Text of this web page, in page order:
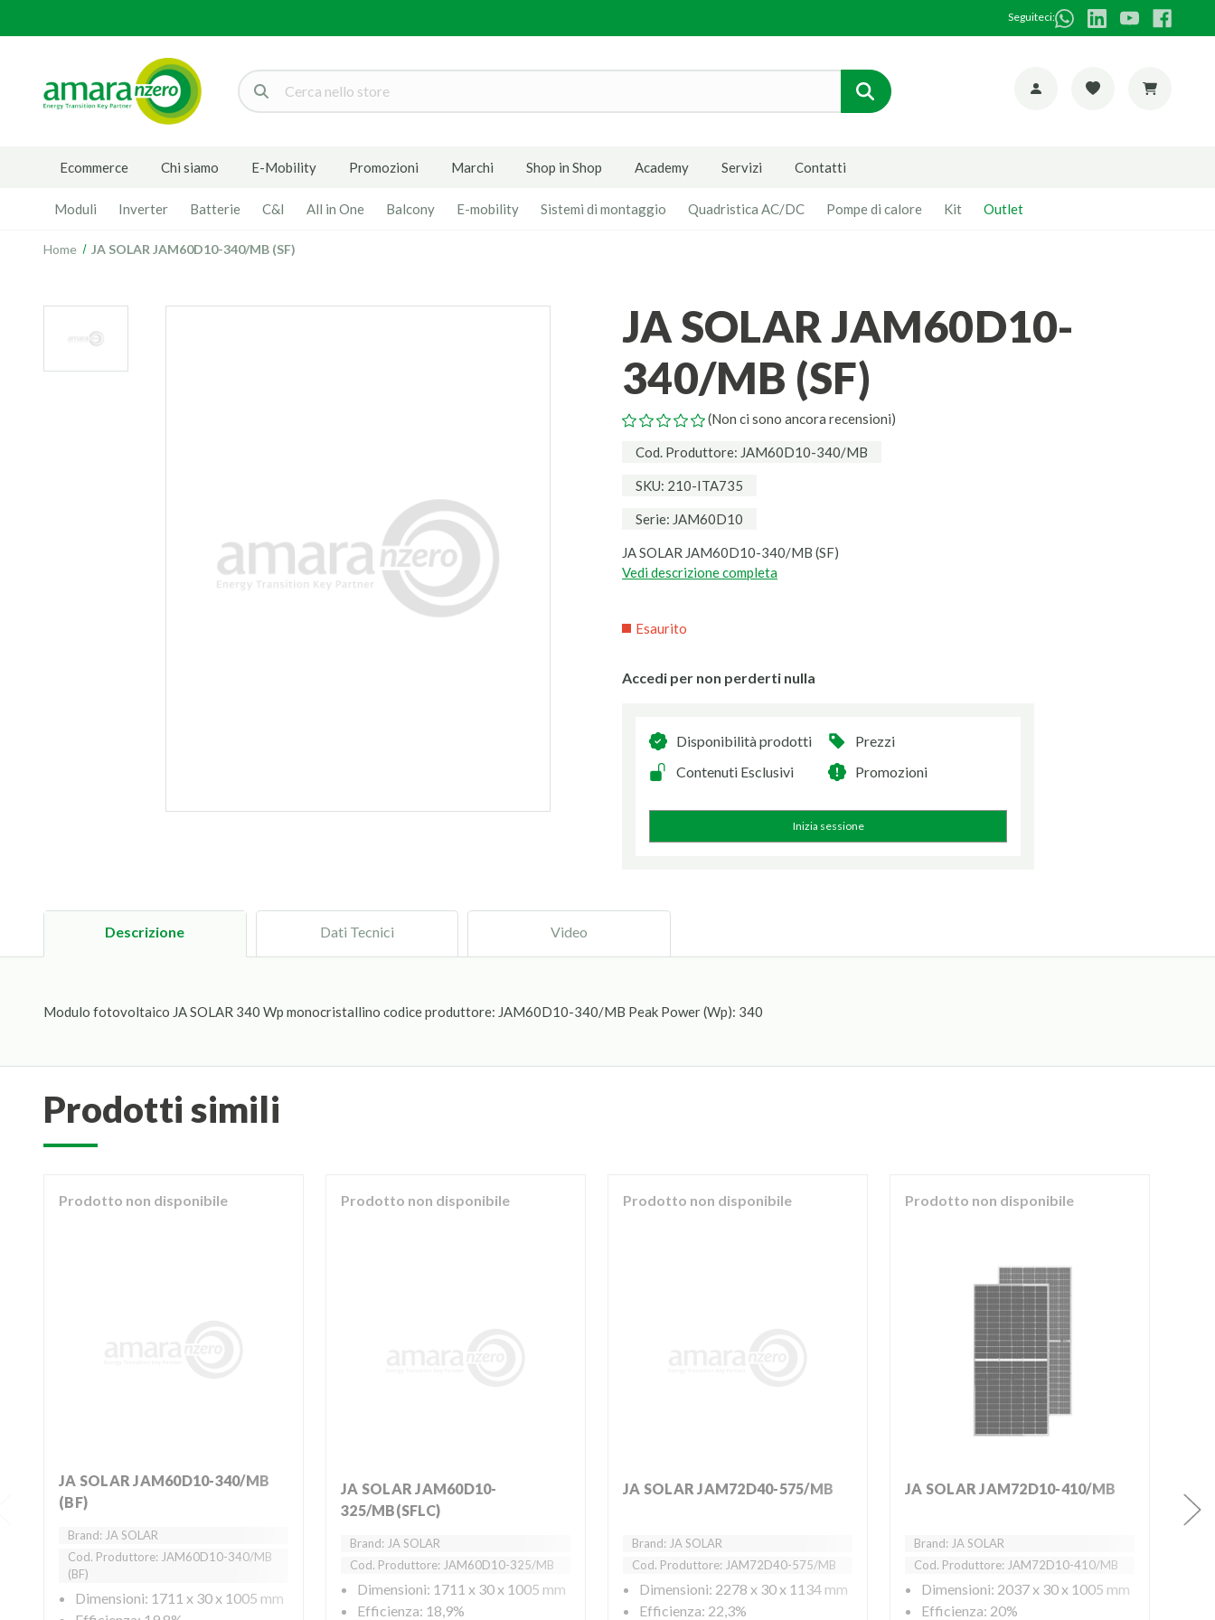
Seguiteci:
Cerca
Ecommerce Chi siamo E-Mobility Promozioni Marchi Shop in Shop Academy Servizi Contatti
Moduli Inverter Batterie C&I All in One Balcony E-mobility Sistemi di montaggio Quadristica AC/DC Pompe di calore Kit Outlet
Home JA SOLAR JAM60D10-340/MB (SF)
JA SOLAR JAM60D10-
340/MB (SF)
(Non ci sono ancora recensioni)
Cod. Produttore: JAM60D10-340/MB
SKU: 210-ITA735
Serie: JAM60D10
JA SOLAR JAM60D10-340/MB (SF)
Vedi descrizione completa
Esaurito
Accedi per non perderti nulla
Disponibilità prodotti
Prezzi
Contenuti Esclusivi
Promozioni
Inizia sessione
Descrizione Dati Tecnici Video
Modulo fotovoltaico JA SOLAR 340 Wp monocristallino codice produttore: JAM60D10-340/MB Peak Power (Wp): 340
prodotti simili
Prodotto non disponibile
JA SOLAR JAM60D10-340/MB
(BF)
Brand: JA SOLAR
Cod. Produttore: JAM60D10-340/MB
(BF)
Dimensioni: 1711 x 30 x 1005 mm
Prodotto non disponibile
JA SOLAR JAM60D10-
325/MB(SFLC)
Brand: JA SOLAR
Cod. Produttore: JAM60D10-325/MB
Dimensioni: 1711 x 30 x 1005 mm
Efficienza: 18,9%
Prodotto non disponibile
JA SOLAR JAM72D40-575/MB
Brand: JA SOLAR
Cod. Produttore: JAM72D40-575/MB
Dimensioni: 2278 x 30 x 1134 mm
Efficienza: 22,3%
Prodotto non disponibile
JA SOLAR JAM72D10-410/MB
Brand: JA SOLAR
Cod. Produttore: JAM72D10-410/MB
Dimensioni: 2037 x 30 x 1005 mm
Efficienza: 20%